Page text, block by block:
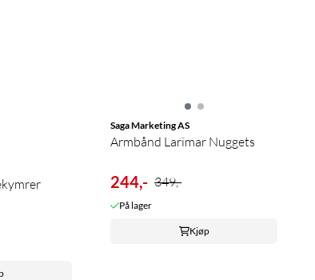
Saga Marketing AS
Armbånd Larimar Nuggets
244,- 349,-
På lager
Kjøp